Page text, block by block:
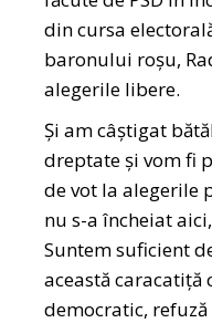
din cursa
baronului roșu,
alegerile libere.
Și am câștigat
dreptate și vom fi
de vot la alegerile
nu s-a încheiat
Suntem suficient
această caracatiță
democratic, refuză